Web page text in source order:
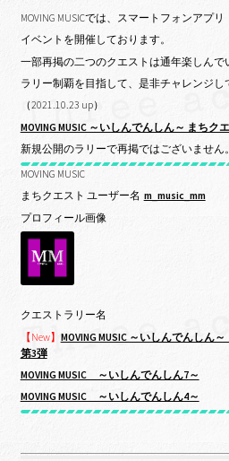
MOVING MUSICでは、スマートフォンアプリ
イベントを開催しております。
一部再掲の二つのクエストは通年楽しんで
ラリー制覇を目指して、是非チャレンジし
（2021.10.23 up）
MOVING MUSIC ～いしんでんしん～ まちク
新規公開のラリーで再掲ではございません。
MOVING MUSIC
まちクエスト ユーザー名 m_music_mm
プロフィール画像
クエストラリー名
【New】 MOVING MUSIC ～いしんでんしん
第3弾
MOVING MUSIC ～いしんでんしん7～
MOVING MUSIC ～いしんでんしん4～